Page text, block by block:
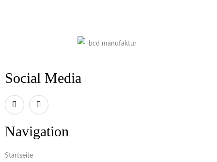
Social Media
Navigation
Startseite